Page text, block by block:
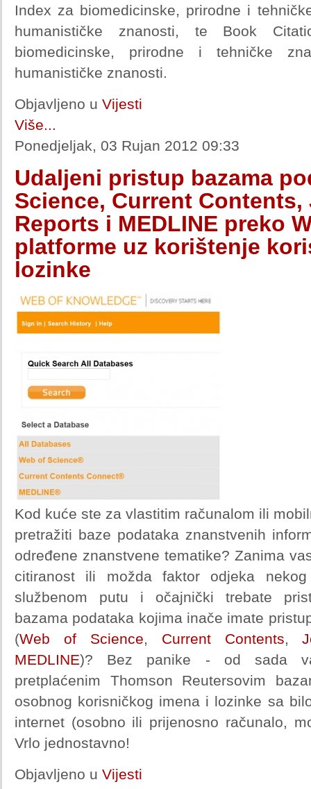
Index za biomedicinske, prirodne i
humanističke znanosti, te Book
biomedicinske, prirodne i tehničke
humanističke znanosti.
Objavljeno u Vijesti
Više...
Ponedjeljak, 03 Rujan 2012 09:33
Udaljeni pristup bazama
Science, Current
Reports i MEDLINE preko
platforme uz korištenje
lozinke
Kod kuće ste za vlastitim računalom ili
pretražiti baze podataka znanstvenih
određene znanstvene tematike? Zanima
citiranost ili možda faktor odjeka
službenom putu i očajnički trebate
bazama podataka kojima inače imate
(Web of Science, Current Contents,
MEDLINE)? Bez panike - od sada
pretplaćenim Thomson Reutersovim
osobnog korisničkog imena i lozinke sa
internet (osobno ili prijenosno računalo,
Vrlo jednostavno!
Objavljeno u Vijesti